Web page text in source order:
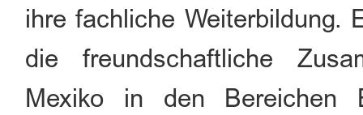
ihre fachliche Weiterbildung.
die freundschaftliche
Mexiko in den Bereichen